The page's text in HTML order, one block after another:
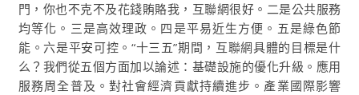
門，你也不克不及花錢賄賂我，互聯網很好。二是公共服務
均等化。三是高效理政。四是平易近生方便。五是綠色節
能。六是平安可控。“十三五”期間，互聯網具體的目標是什
么？我們從五個方面加以論述：基礎設施的優化升級。應用
服務周全普及。對社會經濟貢獻持續進步。產業國際影響